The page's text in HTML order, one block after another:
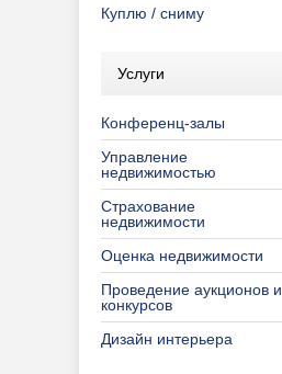
Куплю / сниму
Услуги
Конференц-залы
Управление
недвижимостью
Страхование
недвижимости
Оценка недвижимости
Проведение аукционов и
конкурсов
Дизайн интерьера